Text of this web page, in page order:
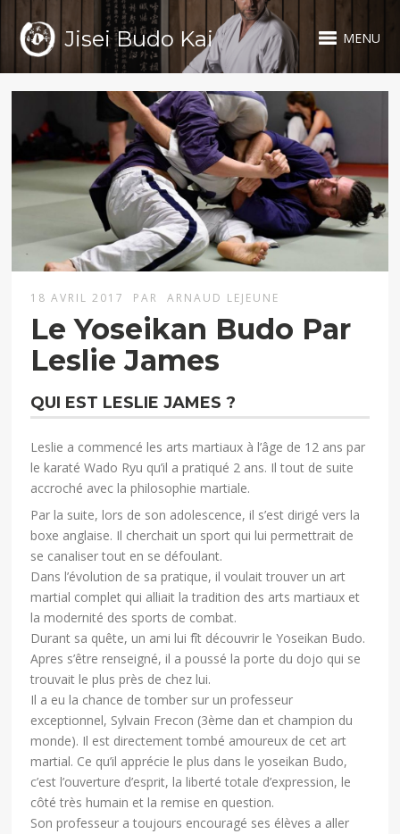
Jisei Budo Kai MENU
18 AVRIL 2017 PAR ARNAUD LEJEUNE
Le Yoseikan Budo Par
Leslie James
QUI EST LESLIE JAMES ?
Leslie a commencé les arts martiaux à l’âge de 12 ans par
le karaté Wado Ryu qu’il a pratiqué 2 ans. Il tout de suite
accroché avec la philosophie martiale.
Par la suite, lors de son adolescence, il s’est dirigé vers la
boxe anglaise. Il cherchait un sport qui lui permettrait de
se canaliser tout en se défoulant.
Dans l’évolution de sa pratique, il voulait trouver un art
martial complet qui alliait la tradition des arts martiaux et
la modernité des sports de combat.
Durant sa quête, un ami lui fît découvrir le Yoseikan Budo.
Apres s’être renseigné, il a poussé la porte du dojo qui se
trouvait le plus près de chez lui.
Il a eu la chance de tomber sur un professeur
exceptionnel, Sylvain Frecon (3ème dan et champion du
monde). Il est directement tombé amoureux de cet art
martial. Ce qu’il apprécie le plus dans le yoseikan Budo,
c’est l’ouverture d’esprit, la liberté totale d’expression, le
côté très humain et la remise en question.
Son professeur a toujours encouragé ses élèves a aller